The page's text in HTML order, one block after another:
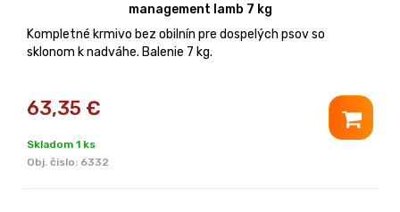
management lamb 7 kg
Kompletné krmivo bez obilnín pre dospelých psov so
sklonom k nadváhe. Balenie 7 kg.
63,35 €
Skladom 1 ks
Obj. čislo: 6332